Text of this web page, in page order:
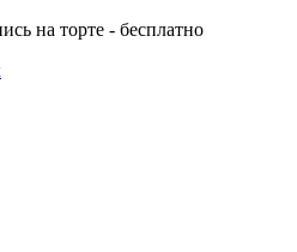
на торте - бесплатно